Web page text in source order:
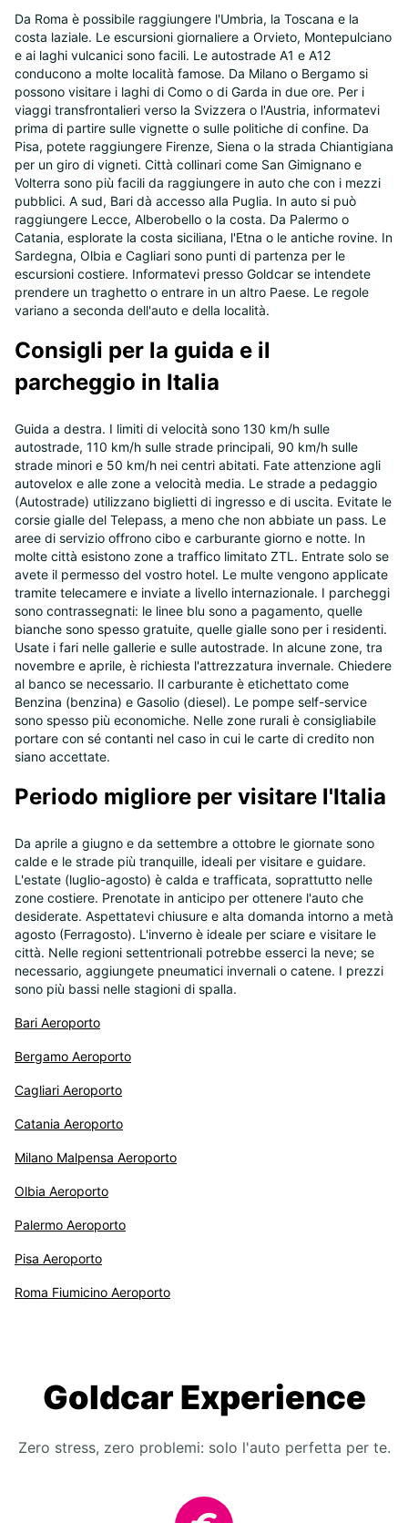
Da Roma è possibile raggiungere l'Umbria, la Toscana e la
costa laziale. Le escursioni giornaliere a Orvieto, Montepulciano
e ai laghi vulcanici sono facili. Le autostrade A1 e A12
conducono a molte località famose. Da Milano o Bergamo si
possono visitare i laghi di Como o di Garda in due ore. Per i
viaggi transfrontalieri verso la Svizzera o l'Austria, informatevi
prima di partire sulle vignette o sulle politiche di confine. Da
Pisa, potete raggiungere Firenze, Siena o la strada Chiantigiana
per un giro di vigneti. Città collinari come San Gimignano e
Volterra sono più facili da raggiungere in auto che con i mezzi
pubblici. A sud, Bari dà accesso alla Puglia. In auto si può
raggiungere Lecce, Alberobello o la costa. Da Palermo o
Catania, esplorate la costa siciliana, l'Etna o le antiche rovine. In
Sardegna, Olbia e Cagliari sono punti di partenza per le
escursioni costiere. Informatevi presso Goldcar se intendete
prendere un traghetto o entrare in un altro Paese. Le regole
variano a seconda dell'auto e della località.
Consigli per la guida e il
parcheggio in Italia
Guida a destra. I limiti di velocità sono 130 km/h sulle
autostrade, 110 km/h sulle strade principali, 90 km/h sulle
strade minori e 50 km/h nei centri abitati. Fate attenzione agli
autovelox e alle zone a velocità media. Le strade a pedaggio
(Autostrade) utilizzano biglietti di ingresso e di uscita. Evitate le
corsie gialle del Telepass, a meno che non abbiate un pass. Le
aree di servizio offrono cibo e carburante giorno e notte. In
molte città esistono zone a traffico limitato ZTL. Entrate solo se
avete il permesso del vostro hotel. Le multe vengono applicate
tramite telecamere e inviate a livello internazionale. I parcheggi
sono contrassegnati: le linee blu sono a pagamento, quelle
bianche sono spesso gratuite, quelle gialle sono per i residenti.
Usate i fari nelle gallerie e sulle autostrade. In alcune zone, tra
novembre e aprile, è richiesta l'attrezzatura invernale. Chiedere
al banco se necessario. Il carburante è etichettato come
Benzina (benzina) e Gasolio (diesel). Le pompe self-service
sono spesso più economiche. Nelle zone rurali è consigliabile
portare con sé contanti nel caso in cui le carte di credito non
siano accettate.
Periodo migliore per visitare l'Italia
Da aprile a giugno e da settembre a ottobre le giornate sono
calde e le strade più tranquille, ideali per visitare e guidare.
L'estate (luglio-agosto) è calda e trafficata, soprattutto nelle
zone costiere. Prenotate in anticipo per ottenere l'auto che
desiderate. Aspettatevi chiusure e alta domanda intorno a metà
agosto (Ferragosto). L'inverno è ideale per sciare e visitare le
città. Nelle regioni settentrionali potrebbe esserci la neve; se
necessario, aggiungete pneumatici invernali o catene. I prezzi
sono più bassi nelle stagioni di spalla.
Bari Aeroporto
Bergamo Aeroporto
Cagliari Aeroporto
Catania Aeroporto
Milano Malpensa Aeroporto
Olbia Aeroporto
Palermo Aeroporto
Pisa Aeroporto
Roma Fiumicino Aeroporto
Goldcar Experience
Zero stress, zero problemi: solo l'auto perfetta per te.